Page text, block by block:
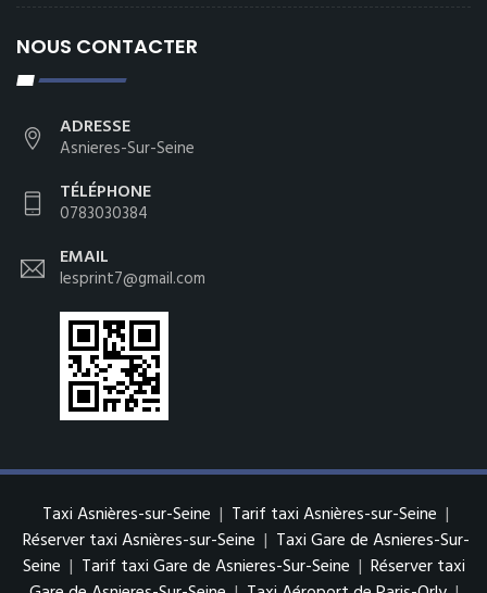
NOUS CONTACTER
ADRESSE
Asnieres-Sur-Seine
TÉLÉPHONE
0783030384
EMAIL
lesprint7@gmail.com
Taxi Asnières-sur-Seine | Tarif taxi Asnières-sur-Seine |
Réserver taxi Asnières-sur-Seine | Taxi Gare de Asnieres-Sur-
Seine | Tarif taxi Gare de Asnieres-Sur-Seine | Réserver taxi